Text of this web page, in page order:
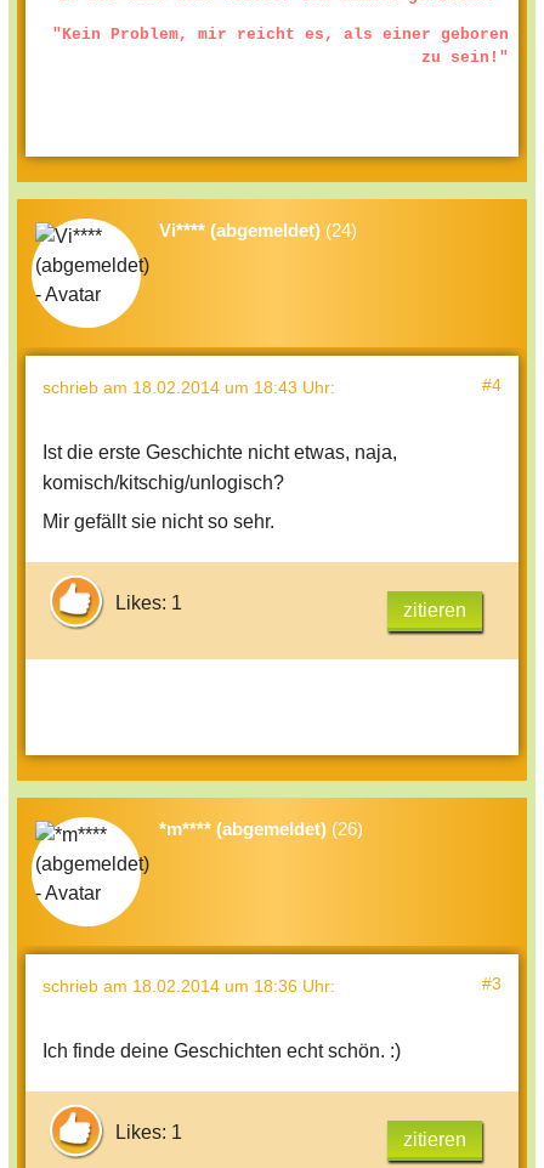
"Kein Problem, mir reicht es, als einer geboren
zu sein!"
Vi**** (abgemeldet) (24)
schrieb am 18.02.2014 um 18:43 Uhr: #4
Ist die erste Geschichte nicht etwas, naja,
komisch/kitschig/unlogisch?
Mir gefällt sie nicht so sehr.
Likes: 1 zitieren
*m**** (abgemeldet) (26)
schrieb am 18.02.2014 um 18:36 Uhr: #3
Ich finde deine Geschichten echt schön. :)
Likes: 1 zitieren